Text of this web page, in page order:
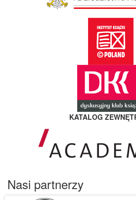
KATALOG
Nasi partnerzy